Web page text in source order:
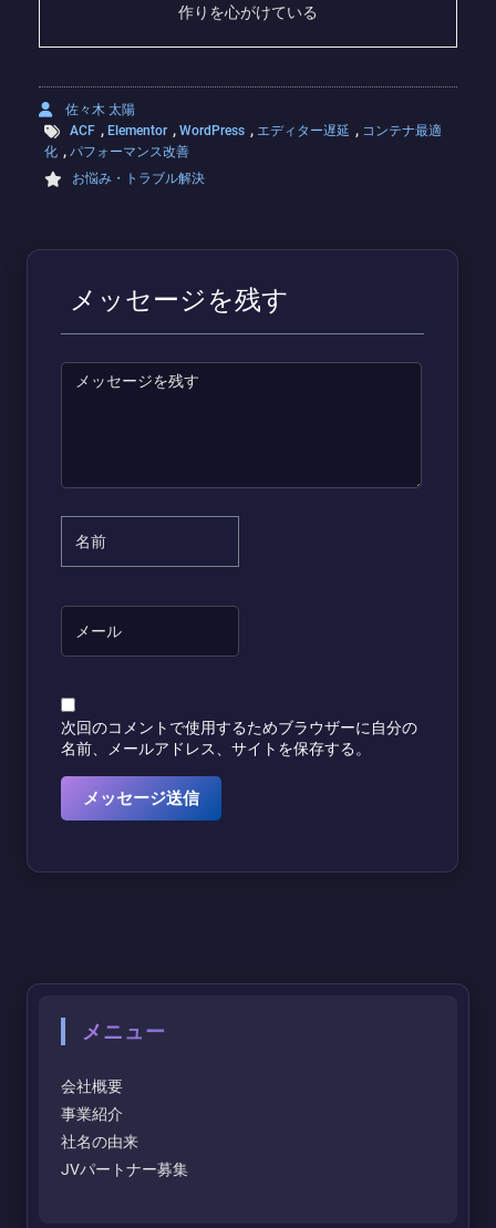
作りを心がけている
佐々木 太陽
ACF , Elementor , WordPress , エディター遅延 , コンテナ最適
化 , パフォーマンス改善
お悩み・トラブル解決
メッセージを残す
次回のコメントで使用するためブラウザーに自分の
名前、メールアドレス、サイトを保存する。
メニュー
会社概要
事業紹介
社名の由来
JVパートナー募集